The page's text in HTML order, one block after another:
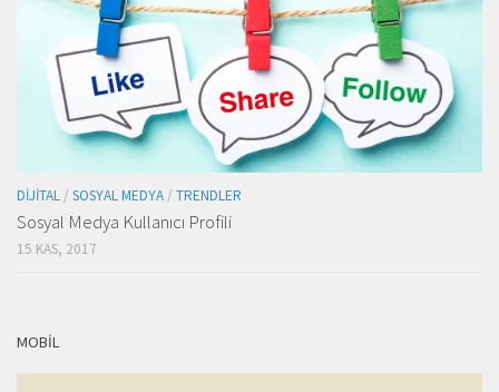
DIJITAL / SOSYAL MEDYA / TRENDLER
Sosyal Medya Kullanıcı Profili
15 KAS, 2017
MOBIL